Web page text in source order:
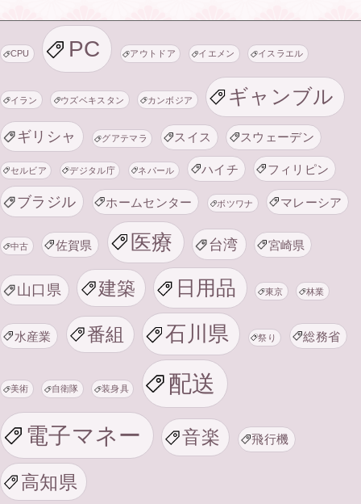
CPU PC アウトドア イエメン イスラエル
イラン ウズベキスタン カンボジア ギャンブル
ギリシャ グアテマラ スイス スウェーデン
セルビア デジタル庁 ネパール ハイチ フィリピン
ブラジル ホームセンター ボツワナ マレーシア
中古 佐賀県 医療 台湾 宮崎県
山口県 建築 日用品 東京 林業
水産業 番組 石川県 祭り 総務省
美術 自衛隊 装身具 配送
電子マネー 音楽 飛行機
高知県